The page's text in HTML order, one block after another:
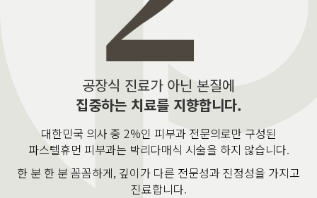
공장식 진료가 아닌 본질에
집중하는 치료를 지향합니다.
대한민국 의사 중 2%인 피부과 전문의로만 구성된
파스텔휴먼 피부과는 박리다매식 시술을 하지 않습니다.
한 분 한 분 꼼꼼하게, 깊이가 다른 전문성과 진정성을 가지고
진료합니다.